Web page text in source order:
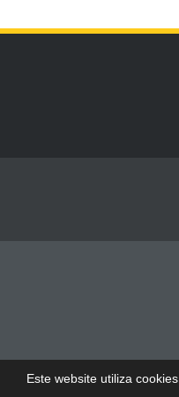
Este website utiliza